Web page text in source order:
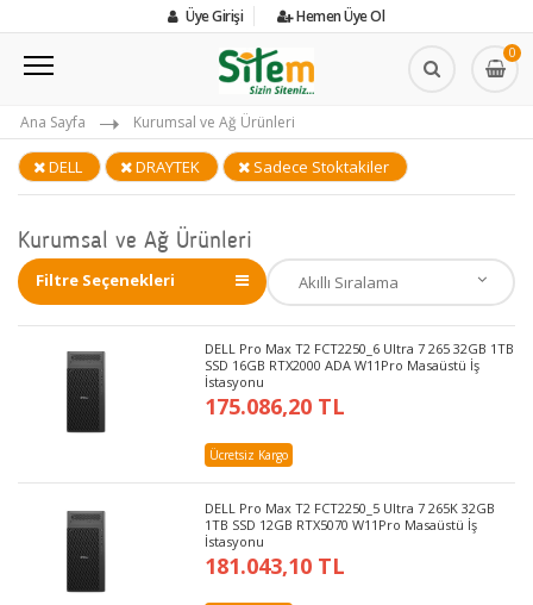
Üye Girişi Hemen Üye Ol
0
Ana Sayfa Kurumsal ve Ağ Ürünleri
DELL DRAYTEK Sadece Stoktakiler
Kurumsal ve Ağ Ürünleri
Filtre Seçenekleri
DELL Pro Max T2 FCT2250_6 Ultra 7 265 32GB 1TB
SSD 16GB RTX2000 ADA W11Pro Masaüstü İş
İstasyonu
175.086,20 TL
Ücretsiz Kargo
DELL Pro Max T2 FCT2250_5 Ultra 7 265K 32GB
1TB SSD 12GB RTX5070 W11Pro Masaüstü İş
İstasyonu
181.043,10 TL